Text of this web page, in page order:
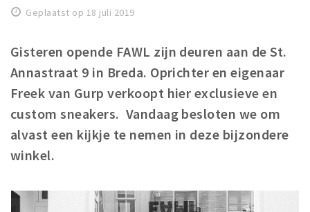
Winkelgebieden
Parkeren
Bezienswaardigheden
Musea, theaters & podia
Uitjes & activiteiten
Natuurgebieden
Geplaatst op 18 juli 2019
Gisteren opende FAWL zijn deuren aan de St.
Annastraat 9 in Breda. Oprichter en eigenaar
Freek van Gurp verkoopt hier exclusieve en
custom sneakers. Vandaag besloten we om
alvast een kijkje te nemen in deze bijzondere
winkel.